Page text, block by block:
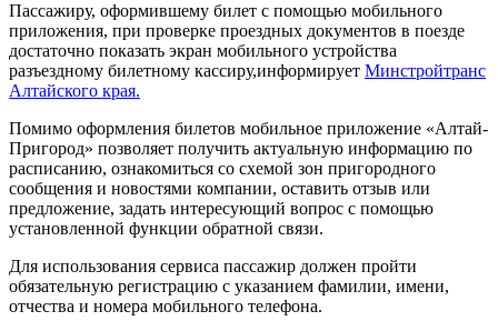
Пассажиру, оформившему билет с помощью мобильного
приложения, при проверке проездных документов в поезде
достаточно показать экран мобильного устройства
разъездному билетному кассиру,информирует Минстройтранс
Алтайского края.
Помимо оформления билетов мобильное приложение «Алтай-
Пригород» позволяет получить актуальную информацию по
расписанию, ознакомиться со схемой зон пригородного
сообщения и новостями компании, оставить отзыв или
предложение, задать интересующий вопрос с помощью
установленной функции обратной связи.
Для использования сервиса пассажир должен пройти
обязательную регистрацию с указанием фамилии, имени,
отчества и номера мобильного телефона.